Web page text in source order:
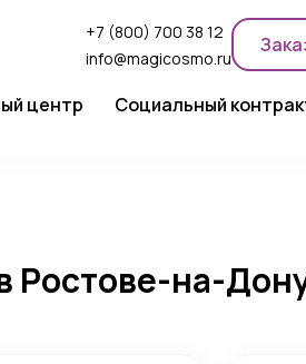
+7 (800) 700 38 12
info@magicosmo.ru
центр Социальный
Ростове-на-